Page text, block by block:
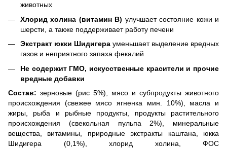
животных
Хлорид холина (витамин В) улучшает состояние кожи и
шерсти, а также поддерживает работу печени
Экстракт юкки Шидигера уменьшает выделение вредных
газов и неприятного запаха фекалий
Не содержит ГМО, искусственные красители и прочие
вредные добавки
Состав: зерновые (рис 5%), мясо и субпродукты животного
происхождения (свежее мясо ягненка мин. 10%), масла и
жиры, рыба и рыбные продукты, продукты растительного
происхождения (свекольная пульпа 2%), минеральные
вещества, витамины, природные экстракты каштана, юкка
Шидигера (0,1%), хлорид холина, ФОС